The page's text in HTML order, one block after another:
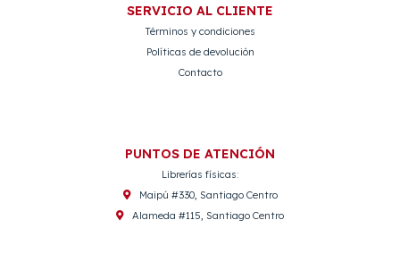
SERVICIO AL CLIENTE
Términos y condiciones
Políticas de devolución
Contacto
PUNTOS DE ATENCIÓN
Librerías físicas:
Maipú #330, Santiago Centro
Alameda #115, Santiago Centro